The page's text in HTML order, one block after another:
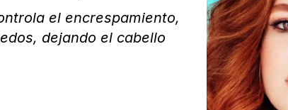
el encrespamiento,
dejando el cabello